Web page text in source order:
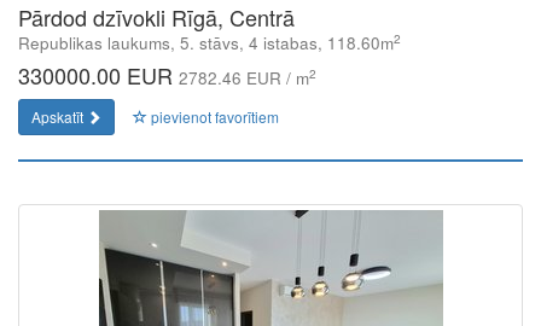
Pārdod dzīvokli Rīgā, Centrā
Republikas laukums, 5. stāvs, 4 istabas, 118.60m2
330000.00 EUR 2782.46 EUR / m2
Apskatīt pievienot favorītiem